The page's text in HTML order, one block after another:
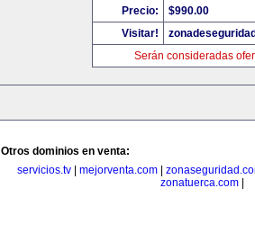
Precio:
$990.00
Visitar!
Serán consideradas
Otros dominios en venta:
servicios.tv| mejorventa.com|
zonatuerca.com|